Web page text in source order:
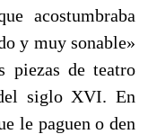
acostumbraba
y muy sonable»
piezas de teatro
siglo XVI. En
le paguen o den